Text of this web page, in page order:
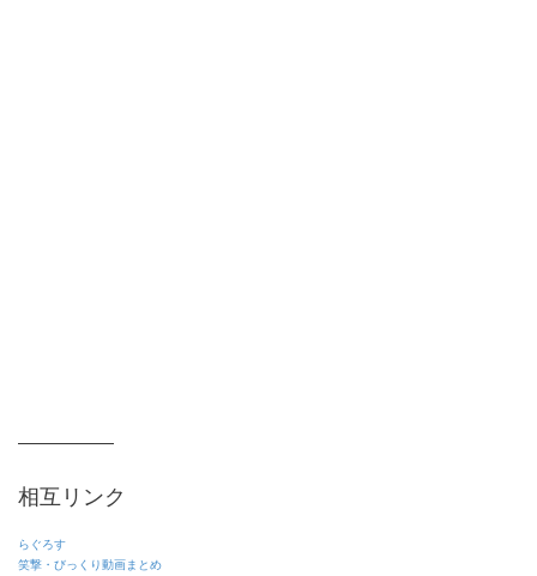
相互リンク
らぐろす
笑撃・びっくり動画まとめ